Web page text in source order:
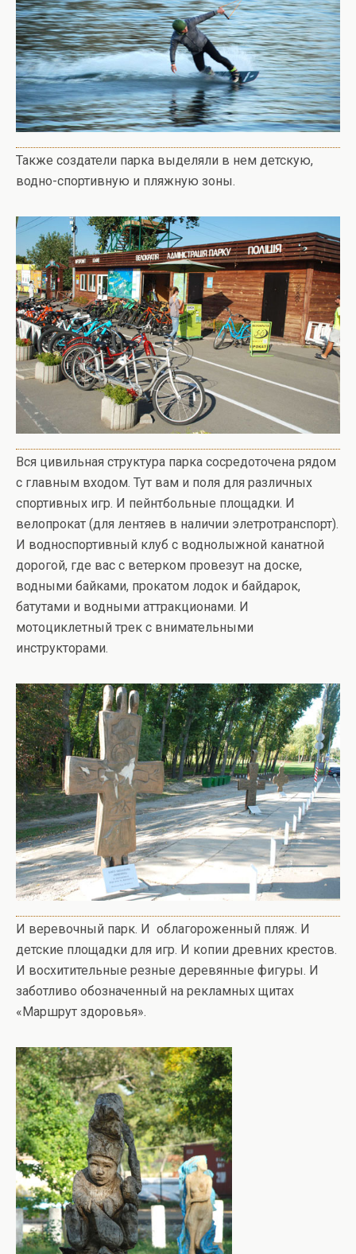
Также создатели парка выделяли в нем детскую,
водно-спортивную и пляжную зоны.
Вся цивильная структура парка сосредоточена рядом
с главным входом. Тут вам и поля для различных
спортивных игр. И пейнтбольные площадки. И
велопрокат (для лентяев в наличии элетротранспорт).
И водноспортивный клуб с воднолыжной канатной
дорогой, где вас с ветерком провезут на доске,
водными байками, прокатом лодок и байдарок,
батутами и водными аттракционами. И
мотоциклетный трек с внимательными
инструкторами.
И веревочный парк. И облагороженный пляж. И
детские площадки для игр. И копии древних крестов.
И восхитительные резные деревянные фигуры. И
заботливо обозначенный на рекламных щитах
«Маршрут здоровья».